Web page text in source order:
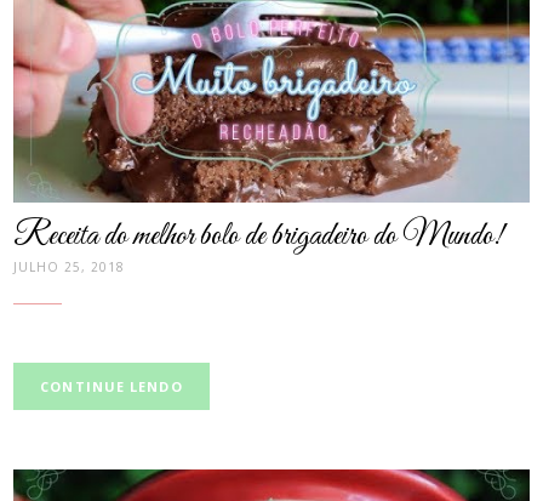
Receita do melhor bolo de brigadeiro do Mundo!
JULHO 25, 2018
CONTINUE LENDO
post